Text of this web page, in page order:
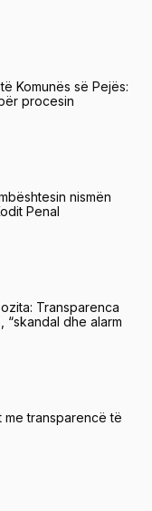
Komunës së Pejës:
procesin
nismën
Penal
Transparenca
dhe alarm
me transparencë të